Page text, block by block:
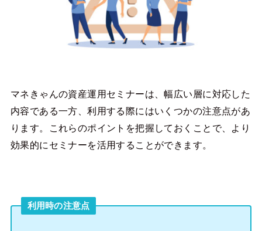
マネきゃんの資産運用セミナーは、幅広い層に対応した
内容である一方、利用する際にはいくつかの注意点があ
ります。これらのポイントを把握しておくことで、より
効果的にセミナーを活用することができます。
利用時の注意点